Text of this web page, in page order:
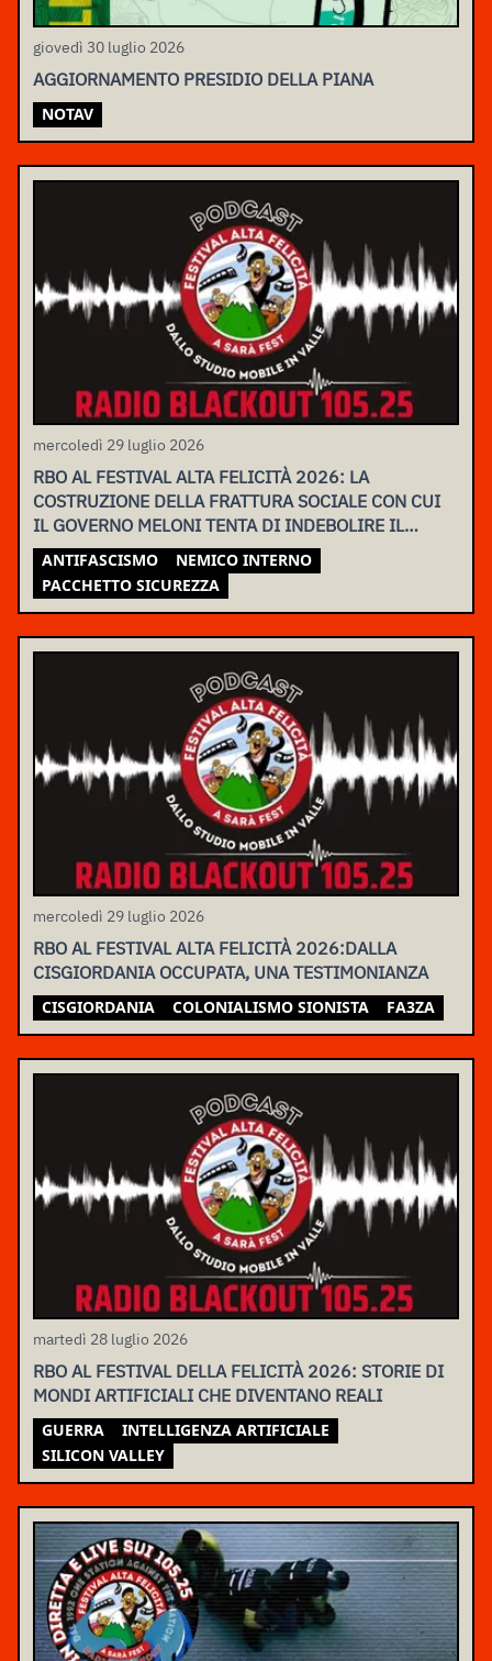
giovedì 30 luglio 2026
AGGIORNAMENTO PRESIDIO DELLA PIANA
NOTAV
mercoledì 29 luglio 2026
RBO AL FESTIVAL ALTA FELICITÀ 2026: LA
COSTRUZIONE DELLA FRATTURA SOCIALE CON CUI
IL GOVERNO MELONI TENTA DI INDEBOLIRE IL
MOVIMENTO
ANTIFASCISMO
NEMICO INTERNO
PACCHETTO SICUREZZA
mercoledì 29 luglio 2026
RBO AL FESTIVAL ALTA FELICITÀ 2026:DALLA
CISGIORDANIA OCCUPATA, UNA TESTIMONIANZA
CISGIORDANIA COLONIALISMO SIONISTA FA3ZA
martedì 28 luglio 2026
RBO AL FESTIVAL DELLA FELICITÀ 2026: STORIE DI
MONDI ARTIFICIALI CHE DIVENTANO REALI
GUERRA
INTELLIGENZA ARTIFICIALE
SILICON VALLEY